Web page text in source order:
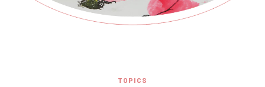
入園案内 保護者専用
リンク
TOPICS